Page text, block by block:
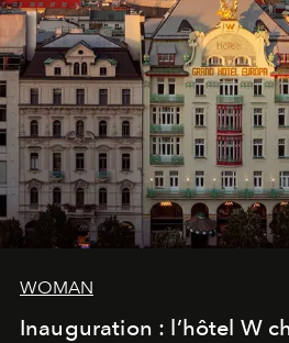
WOMAN
Inauguration : l’hôtel W